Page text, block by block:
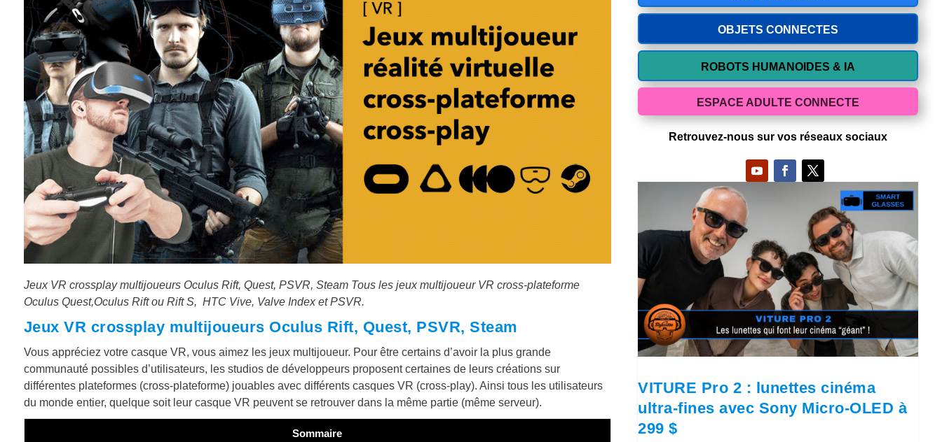
Jeux VR crossplay multijoueurs Oculus Rift, Quest, PSVR, Steam Tous les jeux multijoueur VR cross-plateforme
Oculus Quest,Oculus Rift ou Rift S, HTC Vive, Valve Index et PSVR.
Jeux VR crossplay multijoueurs Oculus Rift, Quest, PSVR, Steam
Vous appréciez votre casque VR, vous aimez les jeux multijoueur. Pour être certains d’avoir la plus grande
communauté possibles d’utilisateurs, les studios de développeurs proposent certaines de leurs créations sur
différentes plateformes (cross-plateforme) jouables avec différents casques VR (cross-play). Ainsi tous les utilisateurs
du monde entier, quelque soit leur casque VR peuvent se retrouver dans la même partie (même serveur).
Sommaire
OBJETS CONNECTES
ROBOTS HUMANOIDES & IA
ESPACE ADULTE CONNECTE
Retrouvez-nous sur vos réseaux sociaux
VITURE Pro 2 : lunettes cinéma
ultra-fines avec Sony Micro-OLED à
299 $